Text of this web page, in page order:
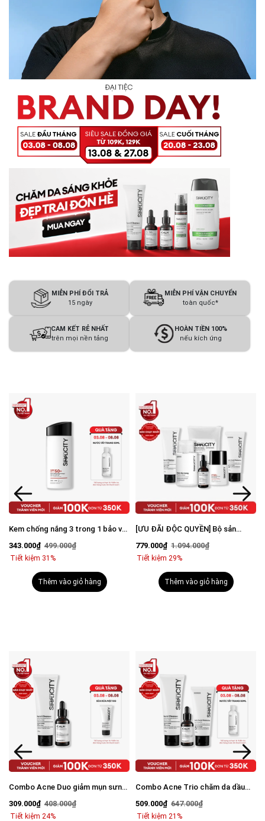
MIỄN PHÍ ĐỔI TRẢ
15 ngày
MIỄN PHÍ VẬN CHUYỂN
toàn quốc*
CAM KẾT RẺ NHẤT
trên mọi nền tảng
HOÀN TIỀN 100%
nếu kích ứng
Kem chống nắng 3 trong 1 bảo vệ
với SPF 50+ PA++++
343.000₫ 499.000₫
Tiết kiệm 31%
Thêm vào giỏ hàng
[ƯU ĐÃI ĐỘC QUYỀN] Bộ sản
cho nam
779.000₫ 1.094.000₫
Tiết kiệm 29%
Thêm vào giỏ hàng
Combo Acne Duo giảm mụn sưng
Calm 30ml
309.000₫ 408.000₫
Tiết kiệm 24%
Combo Acne Trio chăm da dầu
Calm 30ml, Kem dưỡng ẩm 80g
509.000₫ 647.000₫
Tiết kiệm 21%